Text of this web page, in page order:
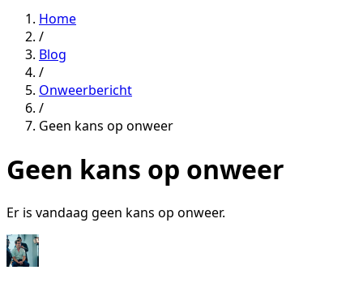
Home
/
Blog
/
Onweerbericht
/
Geen kans op onweer
Geen kans op onweer
Er is vandaag geen kans op onweer.